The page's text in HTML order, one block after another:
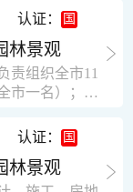
理，该项目有
市林果住宅小
楼9栋6层砖混
米。2004年
东重工监理有
监督的工程
酒厂二期扩建
厂房2栋，每
训练能力；
鑫诺律师事务
执业经历中，
北京、深圳等
。 对民商事的
劳动纠纷、债
有造诣。尤其
业改制，资产
师有多篇学术
发表。数十年
认证：
林景观
责组织全市11
市一名）；知
，且经验丰
认证：
林景观